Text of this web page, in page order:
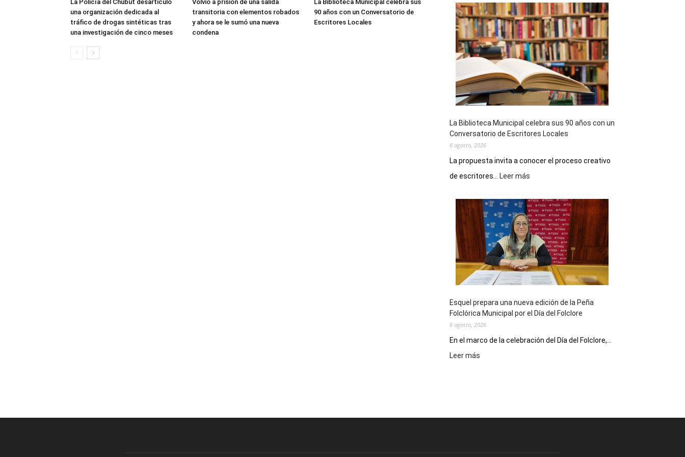
La Policía del Chubut desarticuló
una organización dedicada al
tráfico de drogas sintéticas tras
una investigación de cinco meses
Volvió a prisión de una salida
transitoria con elementos robados
y ahora se le sumó una nueva
condena
La Biblioteca Municipal celebra sus
90 años con un Conversatorio de
Escritores Locales
La Biblioteca Municipal celebra sus 90 años con un
Conversatorio de Escritores Locales
6 agosto, 2026
La propuesta invita a conocer el proceso creativo
de escritores...
Leer más
Municipal
celebra
sus
90
años
con
un
Conversatorio
Escritores
Locales
Esquel prepara una nueva edición de la Peña
Folclórica Municipal por el Día del Folclore
6 agosto, 2026
En el marco de la celebración del Día del Folclore,...
Leer más
de